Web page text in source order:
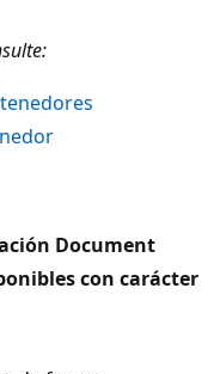
Document
con carácter